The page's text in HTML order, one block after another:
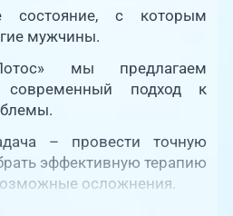
03-03
помощи
927-003
для
состояние, с которым
мужчины.
мы предлагаем
подход к
– провести точную
эффективную терапию
осложнения.